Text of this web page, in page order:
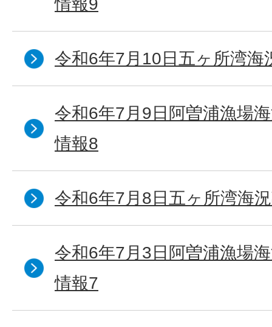
令和6年7月10日五ヶ所湾海
令和6年7月9日阿曽浦漁場
情報8
令和6年7月8日五ヶ所湾海
令和6年7月3日阿曽浦漁場
情報7